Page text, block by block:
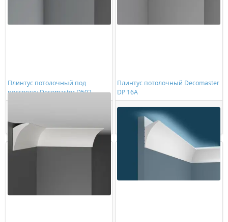
Плинтус потолочный под
подсветку Decomaster D502
Плинтус потолочный Decomaster
DP 16A
2261,00 ₽/шт
Купить